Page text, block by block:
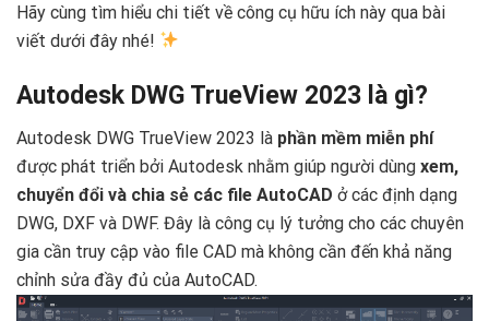
Hãy cùng tìm hiểu chi tiết về công cụ hữu ích này qua bài
viết dưới đây nhé!
Autodesk DWG TrueView 2023 là gì?
Autodesk DWG TrueView 2023 là phần mềm miễn phí
được phát triển bởi Autodesk nhằm giúp người dùng xem,
chuyển đổi và chia sẻ các file AutoCAD ở các định dạng
DWG, DXF và DWF. Đây là công cụ lý tưởng cho các chuyên
gia cần truy cập vào file CAD mà không cần đến khả năng
chỉnh sửa đầy đủ của AutoCAD.